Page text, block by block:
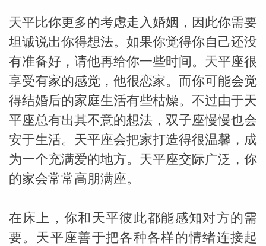
_susan
天平比你更多的考虑走入婚姻，因此你需要
坦诚说出你得想法。如果你觉得你自己还没
有准备好，请他再给你一些时间。天平座很
享受有家的感觉，他很恋家。而你可能会觉
得结婚后的家庭生活有些枯燥。不过由于天
平座总有出其不意的想法，双子座慢慢也会
安于生活。天平座会把家打造得很温馨，成
为一个充满爱的地方。天平座交际广泛，你
的家会常常高朋满座。
在床上，你和天平彼此都能感知对方的需
要。天平座善于把各种各样的情绪连接起